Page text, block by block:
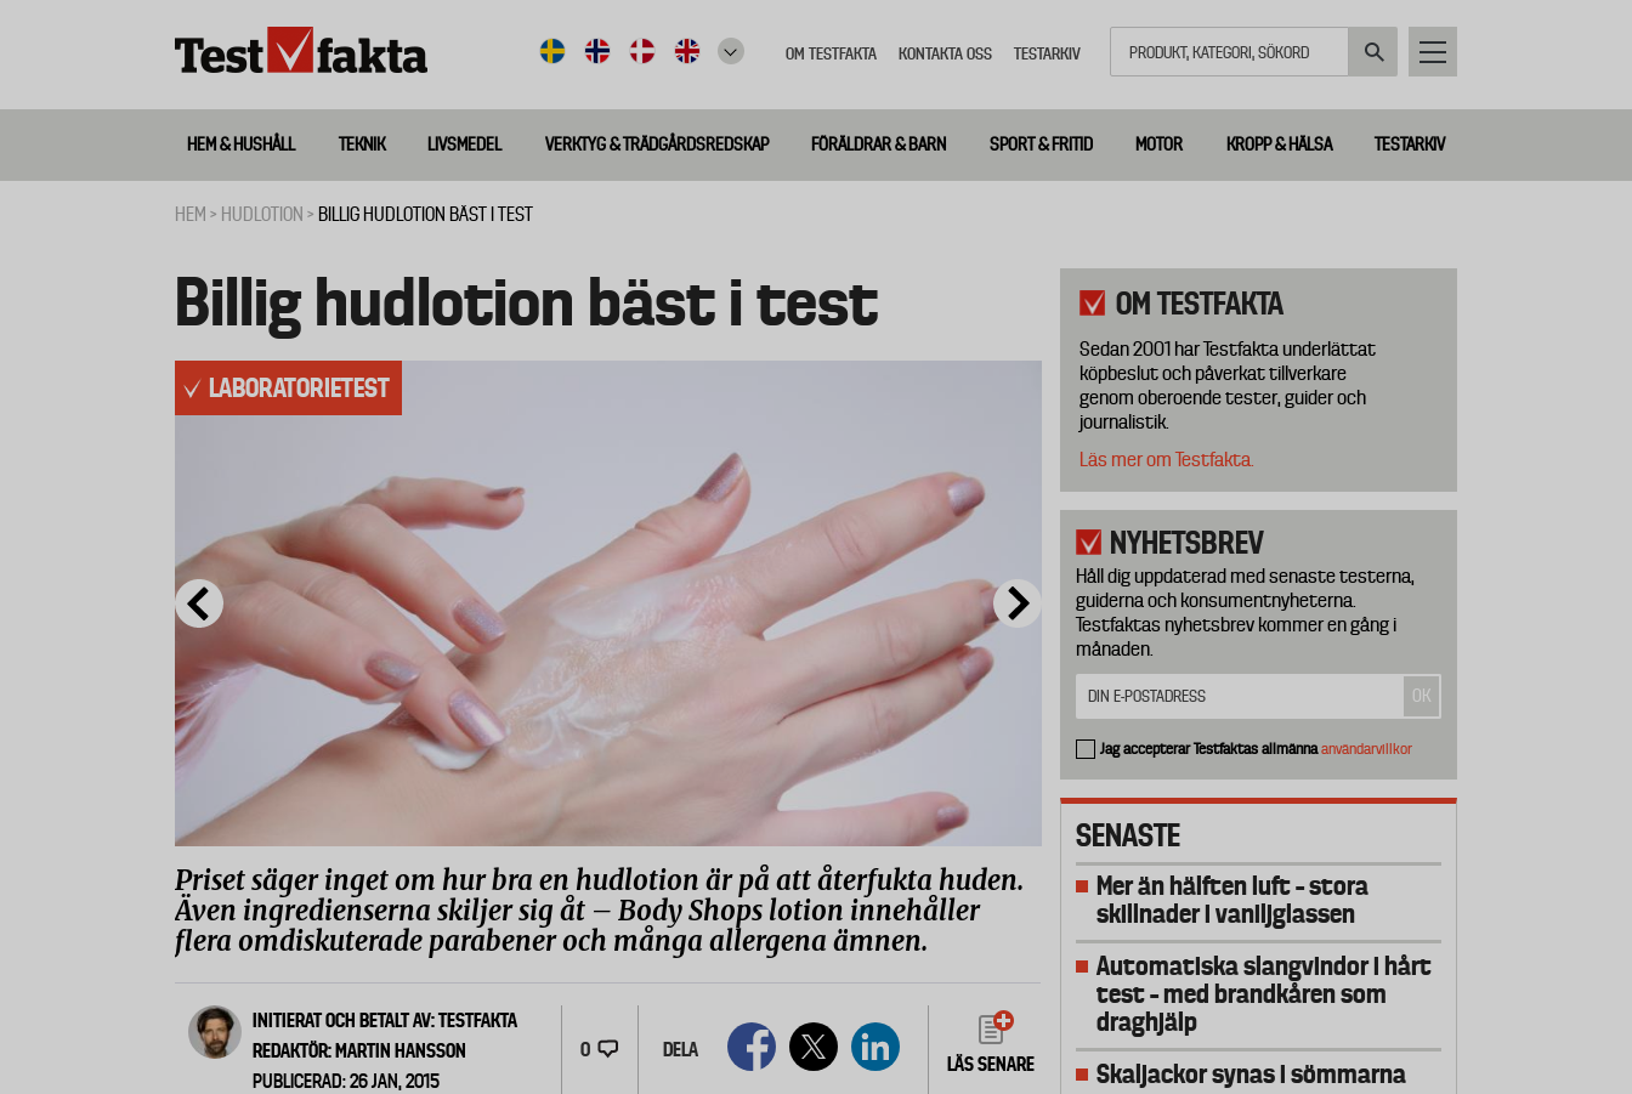
meny
OM TESTFAKTA KONTAKTA OSS TESTARKIV
Huvudmeny
ny
HEM & HUSHÅLL TEKNIK LIVSMEDEL VERKTYG & TRÄDGÅRDSREDSKAP FÖRÄLDRAR & BARN SPORT & FRITID MOTOR KROPP & HÄLSA TESTARKIV
HEM HUDLOTION BILLIG HUDLOTION BÄST I TEST
Billig hudlotion bäst i test
LABORATORIETEST
Priset säger inget om hur bra en hudlotion är på att återfukta huden.
Även ingredienserna skiljer sig åt – Body Shops lotion innehåller
flera omdiskuterade parabener och många allergena ämnen.
INITIERAT OCH BETALT AV: TESTFAKTA
REDAKTÖR: MARTIN HANSSON
PUBLICERAD: 26 JAN, 2015
0 DELA
LÄS SENARE
OM TESTFAKTA
Sedan 2001 har Testfakta underlättat
köpbeslut och påverkat tillverkare
genom oberoende tester, guider och
journalistik.
Läs mer om Testfakta.
NYHETSBREV
Håll dig uppdaterad med senaste testerna,
guiderna och konsumentnyheterna.
Testfaktas nyhetsbrev kommer en gång i
månaden.
Jag accepterar Testfaktas allmännaanvändarvillkor
SENASTE
Mer än hälften luft – stora
skillnader i vaniljglassen
Automatiska slangvindor i hårt
test – med brandkåren som
draghjälp
Skaljackor synas i sömmarna